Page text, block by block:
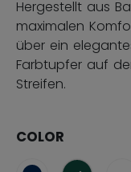
Hergestellt aus
maximalen
über ein
Farbtupfer auf
Streifen.
COLOR